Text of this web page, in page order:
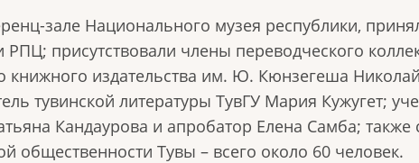
зале Национального музея республики,
присутствовали члены переводческого
книжного издательства им. Ю. Кюнзегеша
тувинской литературы ТувГУ Мария Кужугет;
Кандаурова и апробатор Елена Самба; также
общественности Тувы – всего около 60 человек.